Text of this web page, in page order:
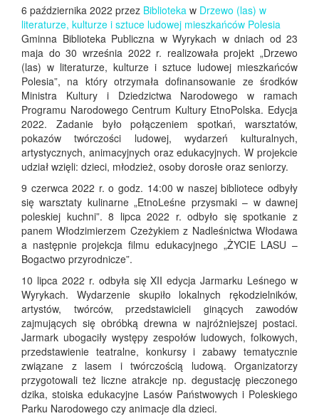
6 października 2022 przez Biblioteka w Drzewo (las) w
literaturze, kulturze i sztuce ludowej mieszkańców Polesia
Gminna Biblioteka Publiczna w Wyrykach w dniach od 23
maja do 30 września 2022 r. realizowała projekt „Drzewo
(las) w literaturze, kulturze i sztuce ludowej mieszkańców
Polesia”, na który otrzymała dofinansowanie ze środków
Ministra Kultury i Dziedzictwa Narodowego w ramach
Programu Narodowego Centrum Kultury EtnoPolska. Edycja
2022. Zadanie było połączeniem spotkań, warsztatów,
pokazów twórczości ludowej, wydarzeń kulturalnych,
artystycznych, animacyjnych oraz edukacyjnych. W projekcie
udział wzięli: dzieci, młodzież, osoby dorosłe oraz seniorzy.
9 czerwca 2022 r. o godz. 14:00 w naszej bibliotece odbyły
się warsztaty kulinarne „EtnoLeśne przysmaki – w dawnej
poleskiej kuchni”. 8 lipca 2022 r. odbyło się spotkanie z
panem Włodzimierzem Czeżykiem z Nadleśnictwa Włodawa
a następnie projekcja filmu edukacyjnego „ŻYCIE LASU –
Bogactwo przyrodnicze”.
10 lipca 2022 r. odbyła się XII edycja Jarmarku Leśnego w
Wyrykach. Wydarzenie skupiło lokalnych rękodzielników,
artystów, twórców, przedstawicieli ginących zawodów
zajmujących się obróbką drewna w najróżniejszej postaci.
Jarmark ubogaciły występy zespołów ludowych, folkowych,
przedstawienie teatralne, konkursy i zabawy tematycznie
związane z lasem i twórczością ludową. Organizatorzy
przygotowali też liczne atrakcje np. degustację pieczonego
dzika, stoiska edukacyjne Lasów Państwowych i Poleskiego
Parku Narodowego czy animacje dla dzieci.